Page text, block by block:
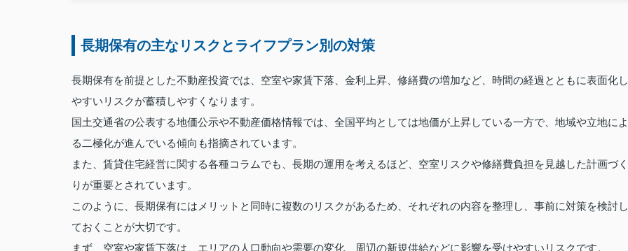
長期保有の主なリスクとライフプラン別の対策
長期保有を前提とした不動産投資では、空室や家賃下落、金利上昇、修繕費の増加など、時間の経過とともに表面化し
やすいリスクが蓄積しやすくなります。
国土交通省の公表する地価公示や不動産価格情報では、全国平均としては地価が上昇している一方で、地域や立地によ
る二極化が進んでいる傾向も指摘されています。
また、賃貸住宅経営に関する各種コラムでも、長期の運用を考えるほど、空室リスクや修繕費負担を見越した計画づく
りが重要とされています。
このように、長期保有にはメリットと同時に複数のリスクがあるため、それぞれの内容を整理し、事前に対策を検討し
ておくことが大切です。
まず、空室や家賃下落は、エリアの人口動向や需要の変化、周辺の新規供給などに影響を受けやすいリスクです。